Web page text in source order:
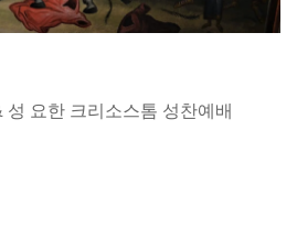
요한 크리소스톰 성찬예배